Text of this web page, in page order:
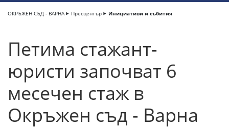
ОКРЪЖЕН СЪД - ВАРНА Пресцентър Инициативи и събития
Петима стажант-
юристи започват 6
месечен стаж в
Окръжен съд - Варна